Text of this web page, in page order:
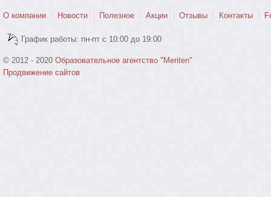
О компании Новости Полезное Акции Отзывы Контакты
График работы: пн-пт с 10:00 до 19:00
© 2012 - 2020 Образовательное агентство "Meriten"
Продвижение сайтов